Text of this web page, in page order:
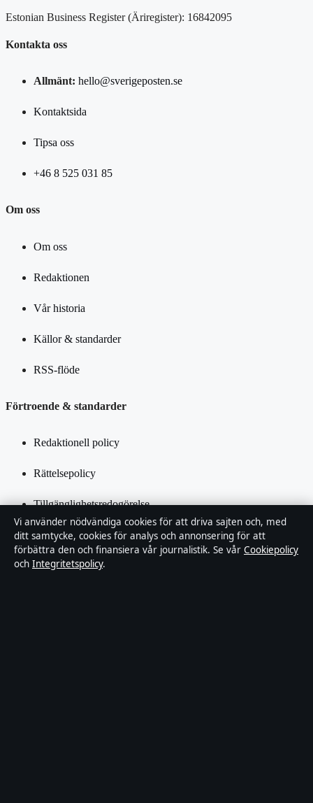
Estonian Business Register (Äriregister): 16842095
Kontakta oss
Allmänt: hello@sverigeposten.se
Kontaktsida
Tipsa oss
+46 8 525 031 85
Om oss
Om oss
Redaktionen
Vår historia
Källor & standarder
RSS-flöde
Förtroende & standarder
Redaktionell policy
Rättelsepolicy
Tillgänglighetsredogörelse
Integritetspolicy
Kändisar & integritet
Vi använder nödvändiga cookies för att driva sajten och, med
ditt samtycke, cookies för analys och annonsering för att
förbättra den och finansiera vår journalistik. Se vår Cookiepolicy
och Integritetspolicy.